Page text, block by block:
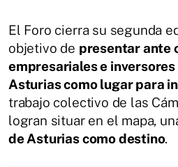
El Foro cierra su segunda
objetivo de presentar ante
empresariales e
Asturias como lugar para
trabajo colectivo de las
logran situar en el mapa,
de Asturias como destino.